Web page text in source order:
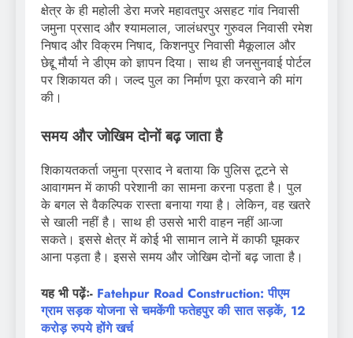
क्षेत्र के ही महोली डेरा मजरे महावतपुर असहट गांव निवासी
जमुना प्रसाद और श्यामलाल, जालंधरपुर गुरुवल निवासी रमेश
निषाद और विक्रम निषाद, किशनपुर निवासी मैकूलाल और
छेद्दू मौर्या ने डीएम को ज्ञापन दिया। साथ ही जनसुनवाई पोर्टल
पर शिकायत की। जल्द पुल का निर्माण पूरा करवाने की मांग
की।
समय और जोखिम दोनों बढ़ जाता है
शिकायतकर्ता जमुना प्रसाद ने बताया कि पुलिस टूटने से
आवागमन में काफी परेशानी का सामना करना पड़ता है। पुल
के बगल से वैकल्पिक रास्ता बनाया गया है। लेकिन, वह खतरे
से खाली नहीं है। साथ ही उससे भारी वाहन नहीं आ-जा
सकते। इससे क्षेत्र में कोई भी सामान लाने में काफी घूमकर
आना पड़ता है। इससे समय और जोखिम दोनों बढ़ जाता है।
यह भी पढ़ेंः- Fatehpur Road Construction: पीएम
ग्राम सड़क योजना से चमकेंगी फतेहपुर की सात सड़कें, 12
करोड़ रुपये होंगे खर्च